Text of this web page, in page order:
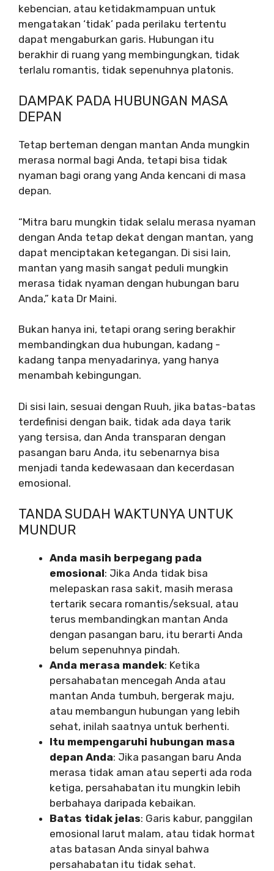
kebencian, atau ketidakmampuan untuk
mengatakan ‘tidak’ pada perilaku tertentu
dapat mengaburkan garis. Hubungan itu
berakhir di ruang yang membingungkan, tidak
terlalu romantis, tidak sepenuhnya platonis.
DAMPAK PADA HUBUNGAN MASA
DEPAN
Tetap berteman dengan mantan Anda mungkin
merasa normal bagi Anda, tetapi bisa tidak
nyaman bagi orang yang Anda kencani di masa
depan.
“Mitra baru mungkin tidak selalu merasa nyaman
dengan Anda tetap dekat dengan mantan, yang
dapat menciptakan ketegangan. Di sisi lain,
mantan yang masih sangat peduli mungkin
merasa tidak nyaman dengan hubungan baru
Anda,” kata Dr Maini.
Bukan hanya ini, tetapi orang sering berakhir
membandingkan dua hubungan, kadang -
kadang tanpa menyadarinya, yang hanya
menambah kebingungan.
Di sisi lain, sesuai dengan Ruuh, jika batas-batas
terdefinisi dengan baik, tidak ada daya tarik
yang tersisa, dan Anda transparan dengan
pasangan baru Anda, itu sebenarnya bisa
menjadi tanda kedewasaan dan kecerdasan
emosional.
TANDA SUDAH WAKTUNYA UNTUK
MUNDUR
Anda masih berpegang pada
emosional: Jika Anda tidak bisa
melepaskan rasa sakit, masih merasa
tertarik secara romantis/seksual, atau
terus membandingkan mantan Anda
dengan pasangan baru, itu berarti Anda
belum sepenuhnya pindah.
Anda merasa mandek: Ketika
persahabatan mencegah Anda atau
mantan Anda tumbuh, bergerak maju,
atau membangun hubungan yang lebih
sehat, inilah saatnya untuk berhenti.
Itu mempengaruhi hubungan masa
depan Anda: Jika pasangan baru Anda
merasa tidak aman atau seperti ada roda
ketiga, persahabatan itu mungkin lebih
berbahaya daripada kebaikan.
Batas tidak jelas: Garis kabur, panggilan
emosional larut malam, atau tidak hormat
atas batasan Anda sinyal bahwa
persahabatan itu tidak sehat.